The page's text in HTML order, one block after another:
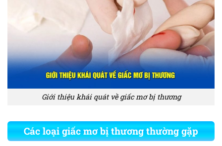
Giới thiệu khái quát về giấc mơ bị thương
Các loại giấc mơ bị thương thường gặp